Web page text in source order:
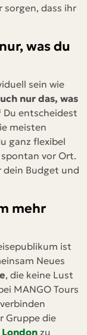
sorgen, dass ihr
was du
sein wie
nur das, was
Du entscheidest
meisten
ganz flexibel
vor Ort.
dein Budget und
mehr
ist
Neues
, die keine Lust
MANGO Tours
Gruppe die
London zu